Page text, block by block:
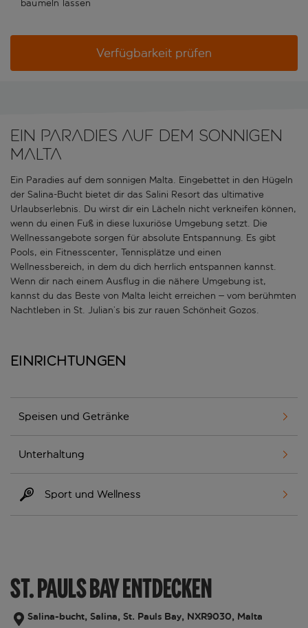
baumeln lassen
Verfügbarkeit prüfen
Ein Paradies auf dem sonnigen
Malta
Ein Paradies auf dem sonnigen Malta. Eingebettet in den Hügeln
der Salina-Bucht bietet dir das Salini Resort das ultimative
Urlaubserlebnis. Du wirst dir ein Lächeln nicht verkneifen können,
wenn du einen Fuß in diese luxuriöse Umgebung setzt. Die
Wellnessangebote sorgen für absolute Entspannung. Es gibt
Pools, ein Fitnesscenter, Tennisplätze und einen
Wellnessbereich, in dem du dich herrlich entspannen kannst.
Wenn dir nach einem Ausflug in die nähere Umgebung ist,
kannst du das Beste von Malta leicht erreichen – vom berühmten
Nachtleben in St. Julian’s bis zur rauen Schönheit Gozos.
Einrichtungen
Speisen und Getränke
Unterhaltung
Sport und Wellness
ST. PAULS BAY ENTDECKEN
Salina-bucht, Salina, St. Pauls Bay, NXR9030, Malta